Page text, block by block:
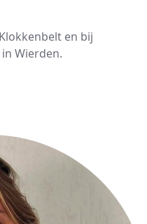
en bij
Wierden.